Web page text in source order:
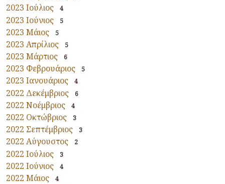
2023 Ιούλιος 4
2023 Ιούνιος 5
2023 Μάιος 5
2023 Απρίλιος 5
2023 Μάρτιος 6
2023 Φεβρουάριος 5
2023 Ιανουάριος 4
2022 Δεκέμβριος 6
2022 Νοέμβριος 4
2022 Οκτώβριος 3
2022 Σεπτέμβριος 3
2022 Αύγουστος 2
2022 Ιούλιος 3
2022 Ιούνιος 4
2022 Μάιος 4